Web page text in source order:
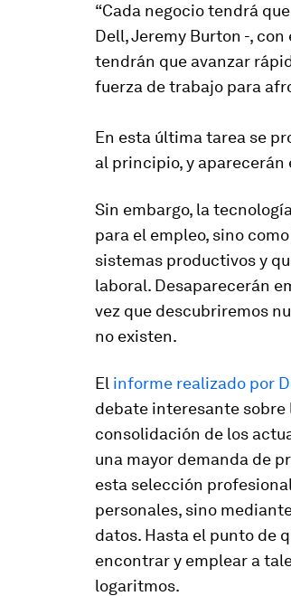
“Cada negocio tendrá
Dell, Jeremy Burton -,
tendrán que avanzar
fuerza de trabajo para
En esta última tarea se
al principio, y
Sin embargo, la
para el empleo, sino
sistemas productivos y
laboral. Desaparecerán
vez que descubriremos
no existen.
El informe realizado por
debate interesante sobre
consolidación de los
una mayor demanda de
esta selección
personales, sino
datos. Hasta el punto de
encontrar y emplear a
logaritmos.